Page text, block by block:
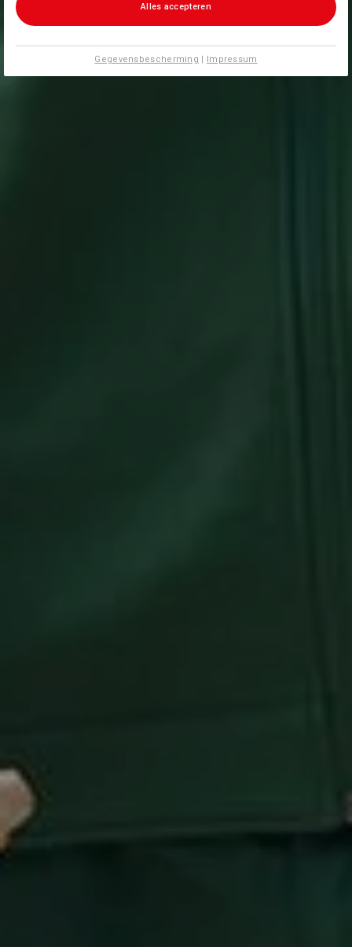
Alles accepteren
Gegevensbescherming | Impressum